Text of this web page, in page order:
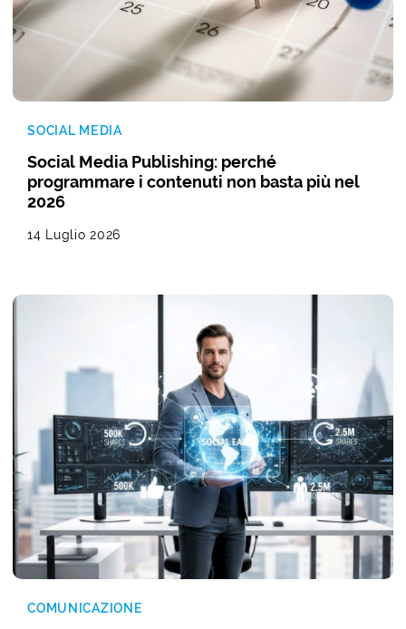
SOCIAL MEDIA
Social Media Publishing: perché
programmare i contenuti non basta più nel
2026
14 Luglio 2026
COMUNICAZIONE